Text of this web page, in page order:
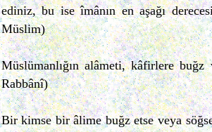
ediniz, bu ise îmânın en aşağı
Müslim)
Müslümanlığın alâmeti, kâfirlere
Rabbânî)
Bir kimse bir âlime buğz etse veya